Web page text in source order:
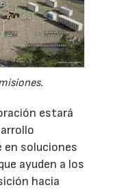
estará
en soluciones
ayuden a los
hacia